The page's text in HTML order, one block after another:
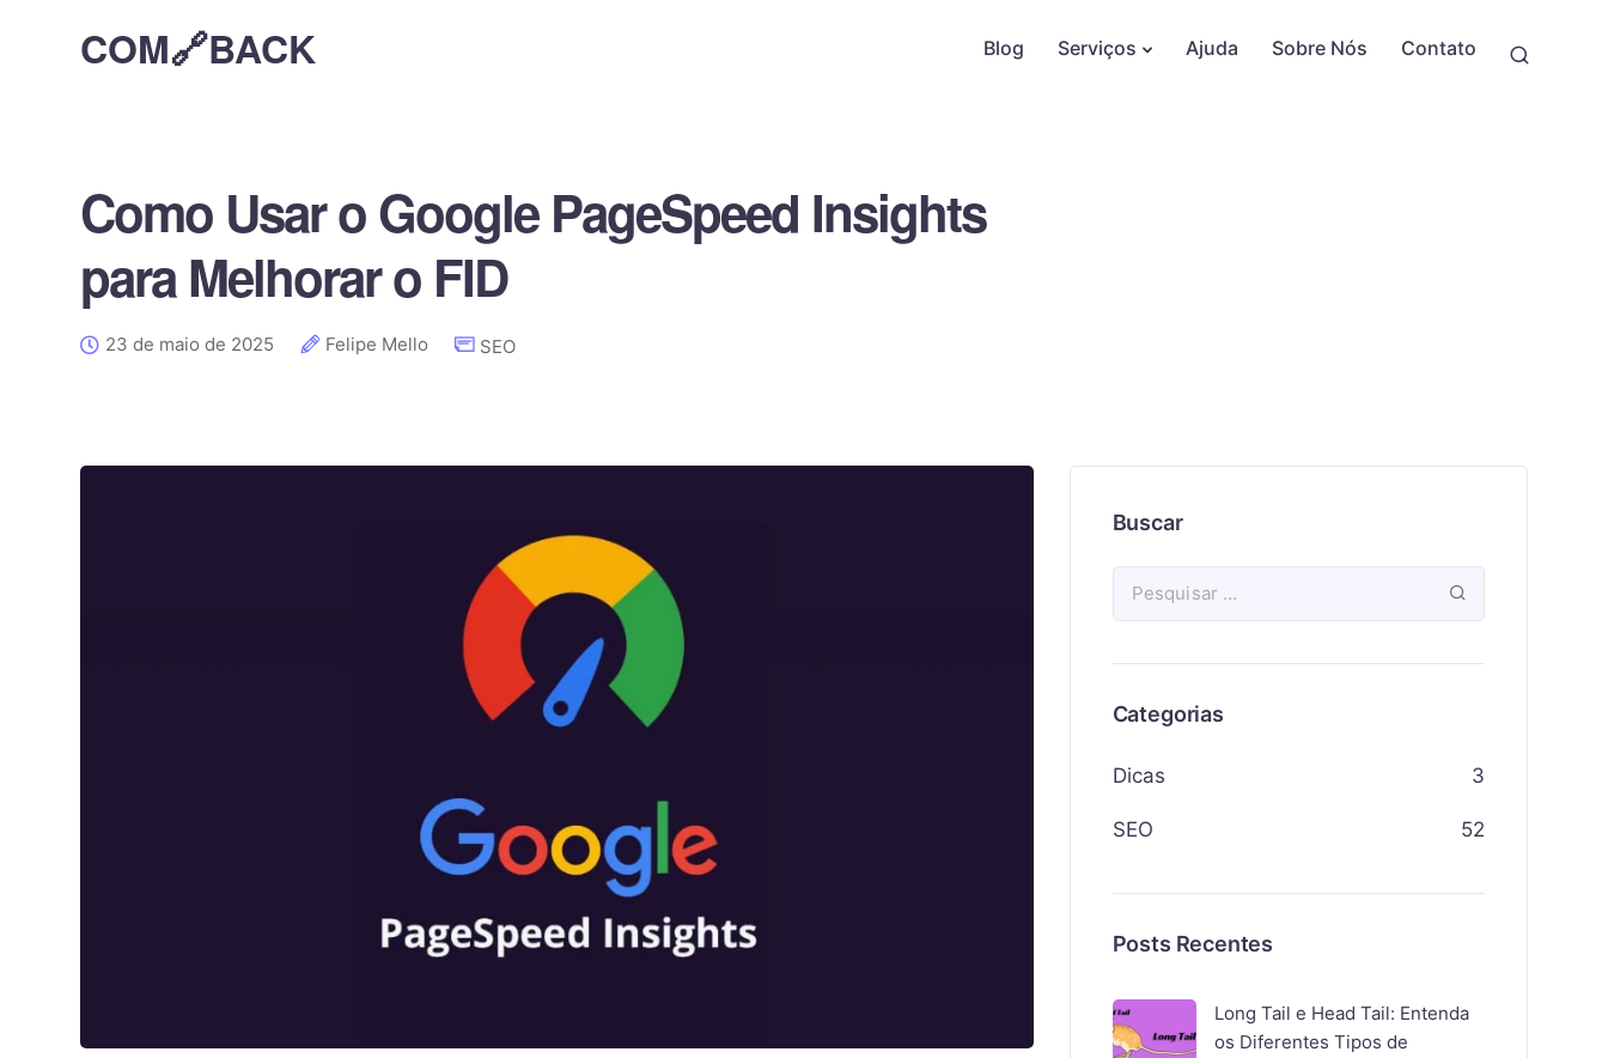
COM🔗BACK Blog Serviços Ajuda Sobre Nós Contato
Como Usar o Google PageSpeed Insights
para Melhorar o FID
23 de maio de 2025 Felipe Mello SEO
Buscar
Categorias
Dicas 3
SEO 52
Posts Recentes
Long Tail e Head Tail: Entenda
os Diferentes Tipos de